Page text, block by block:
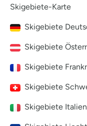
Skigebiete-Karte
Skigebiete
Skigebiete
Skigebiete
Skigebiete
Skigebiete Italien